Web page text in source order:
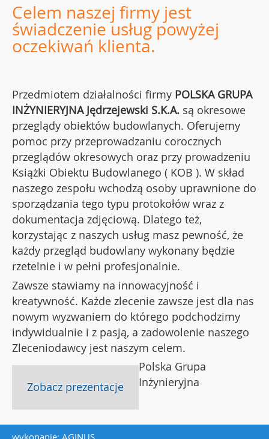
Celem naszej firmy jest
świadczenie usług powyżej
oczekiwań klienta.
Przedmiotem działalności firmy POLSKA GRUPA
INŻYNIERYJNA Jędrzejewski S.K.A. są okresowe
przeglądy obiektów budowlanych. Oferujemy
pomoc przy przeprowadzaniu corocznych
przeglądów okresowych oraz przy prowadzeniu
Książki Obiektu Budowlanego ( KOB ). W skład
naszego zespołu wchodzą osoby uprawnione do
sporządzania tego typu protokołów wraz z
dokumentacja zdjęciową. Dlatego też,
korzystając z naszych usług masz pewność, że
każdy przegląd budowlany wykonany będzie
rzetelnie i w pełni profesjonalnie.
Zawsze stawiamy na innowacyjność i
kreatywność. Każde zlecenie zawsze jest dla nas
nowym wyzwaniem do którego podchodzimy
indywidualnie i z pasją, a zadowolenie naszego
Zleceniodawcy jest naszym celem.
Zobacz prezentacje
Polska Grupa
Inżynieryjna